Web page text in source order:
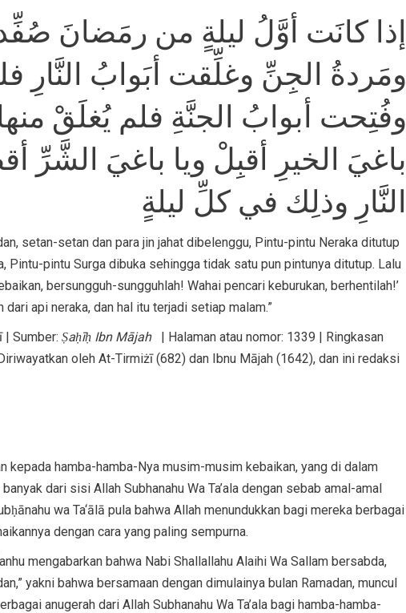
إذا كانَت أوَّلُ ليلةٍ من رمَضانَ
ومَردةُ الجِنِّ وغلِّقت أبَوابُ النَّارِ
وفُتِحت أبوابُ الجنَّةِ فلم يُغلَقْ
باغيَ الخيرِ أقبِلْ ويا باغيَ الشَّرِّ
النَّارِ وذلِك في كلِّ ليلةٍ
setan-setan dan para jin jahat dibelenggu, Pintu-pintu Neraka ditutup
Pintu-pintu Surga dibuka sehingga tidak satu pun pintunya ditutup. Lalu
bersungguh-sungguhlah! Wahai pencari keburukan, berhentilah!’
api neraka, dan hal itu terjadi setiap malam.”
| Sumber: Ṣaḥīḥ Ibn Mājah| Halaman atau nomor: 1339 | Ringkasan
oleh At-Tirmiżī (682) dan Ibnu Mājah (1642), dan ini redaksi
kepada hamba-hamba-Nya musim-musim kebaikan, yang di dalam
dari sisi Allah Subhanahu Wa Ta’ala dengan sebab amal-amal
wa Ta‘ālā pula bahwa Allah menundukkan bagi mereka berbagai
dengan cara yang paling sempurna.
mengabarkan bahwa Nabi Shallallahu Alaihi Wa Sallam bersabda,
yakni bahwa bersamaan dengan dimulainya bulan Ramadan, muncul
anugerah dari Allah Subhanahu Wa Ta’ala bagi hamba-hamba-